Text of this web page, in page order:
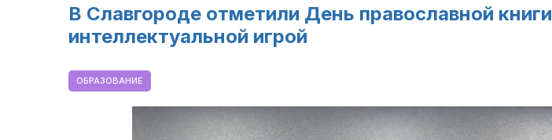
В Славгороде отметили День православной книги
интеллектуальной игрой
ОБРАЗОВАНИЕ